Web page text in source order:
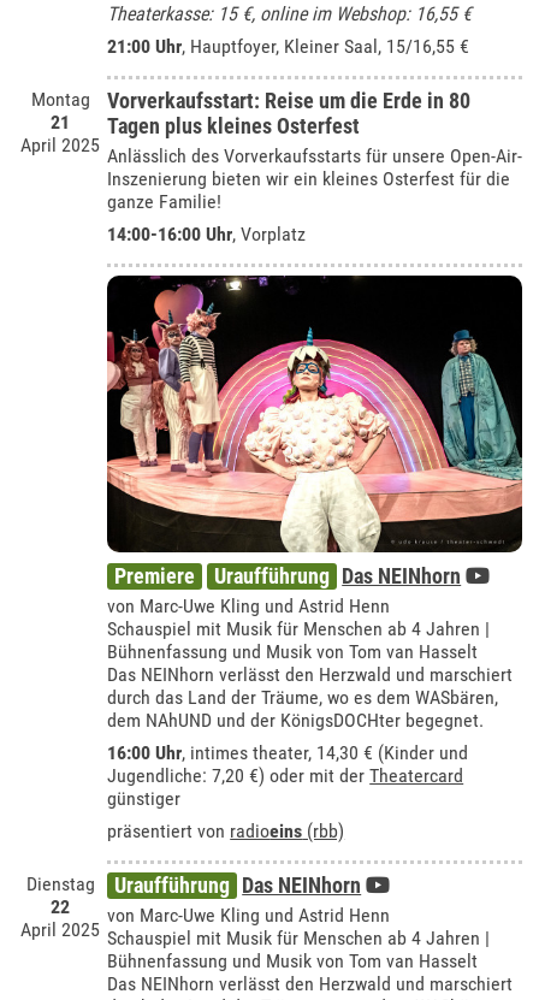
Theaterkasse: 15 €, online im Webshop: 16,55 €
21:00 Uhr, Hauptfoyer, Kleiner Saal, 15/16,55 €
Montag
21
April 2025
Vorverkaufsstart: Reise um die Erde in 80
Tagen plus kleines Osterfest
Anlässlich des Vorverkaufsstarts für unsere Open-Air-
Inszenierung bieten wir ein kleines Osterfest für die
ganze Familie!
14:00-16:00 Uhr, Vorplatz
Premiere Uraufführung Das NEINhorn
von Marc-Uwe Kling und Astrid Henn
Schauspiel mit Musik für Menschen ab 4 Jahren |
Bühnenfassung und Musik von Tom van Hasselt
Das NEINhorn verlässt den Herzwald und marschiert
durch das Land der Träume, wo es dem WASbären,
dem NAhUND und der KönigsDOCHter begegnet.
16:00 Uhr, intimes theater, 14,30 € (Kinder und
Jugendliche: 7,20 €) oder mit derTheatercard
günstiger
präsentiert von radioeins (rbb)
Dienstag
22
April 2025
Uraufführung Das NEINhorn
von Marc-Uwe Kling und Astrid Henn
Schauspiel mit Musik für Menschen ab 4 Jahren |
Bühnenfassung und Musik von Tom van Hasselt
Das NEINhorn verlässt den Herzwald und marschiert